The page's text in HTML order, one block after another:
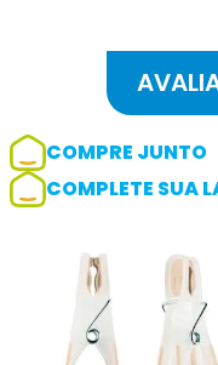
Adicionar
Avaliação
Avalie o
COMPRE JUNTO
COMPLETE SUA